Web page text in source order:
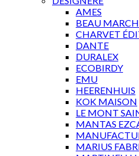
AMES
BEAU
CHARVET
DANTE
DURALEX
ECOBIRDY
EMU
HEERENHUIS
KOK MAISON
LE MONT
MANTAS
MARIUS